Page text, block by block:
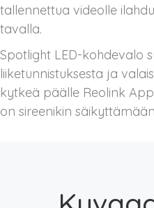
tallennettua videolle
tavalla.
Spotlight LED-kohdevalo
liiketunnistuksesta ja
kytkeä päälle Reolink
on sireenikin